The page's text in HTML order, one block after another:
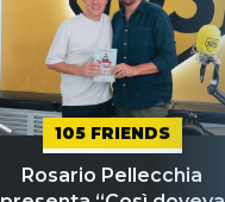
105 FRIENDS
Rosario Pellecchia